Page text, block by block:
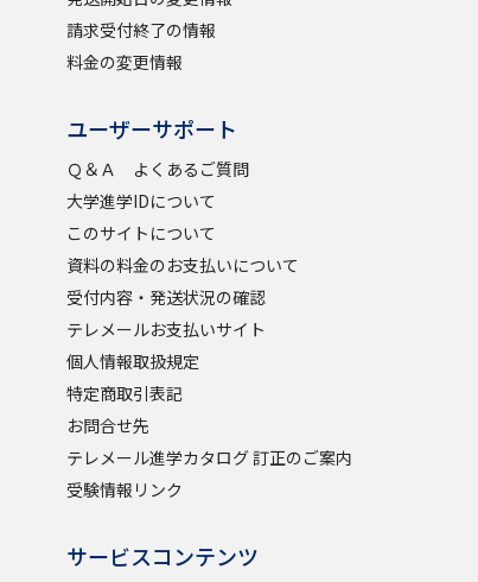
学問検索
学問の教科書 夢ナビライブ
このサイトについて
請求受付終了の情報
料金の変更情報
ユーザーサポート
Ｑ＆Ａ よくあるご質問
大学進学IDについて
このサイトについて
資料の料金のお支払いについて
受付内容・発送状況の確認
テレメールお支払いサイト
個人情報取扱規定
特定商取引表記
お問合せ先
テレメール進学カタログ 訂正のご案内
受験情報リンク
サービスコンテンツ